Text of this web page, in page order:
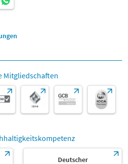
Mitgliedschaften
Deutscher